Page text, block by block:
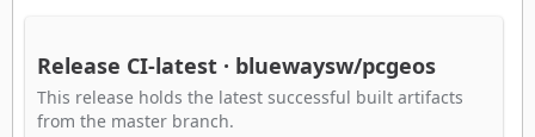
Release CI-latest · bluewaysw/pcgeos
This release holds the latest successful built artifacts
from the master branch.